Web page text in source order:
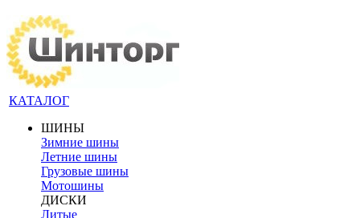
КАТАЛОГ
ШИНЫ
Зимние шины
Летние шины
Грузовые шины
Мотошины
ДИСКИ
Литые